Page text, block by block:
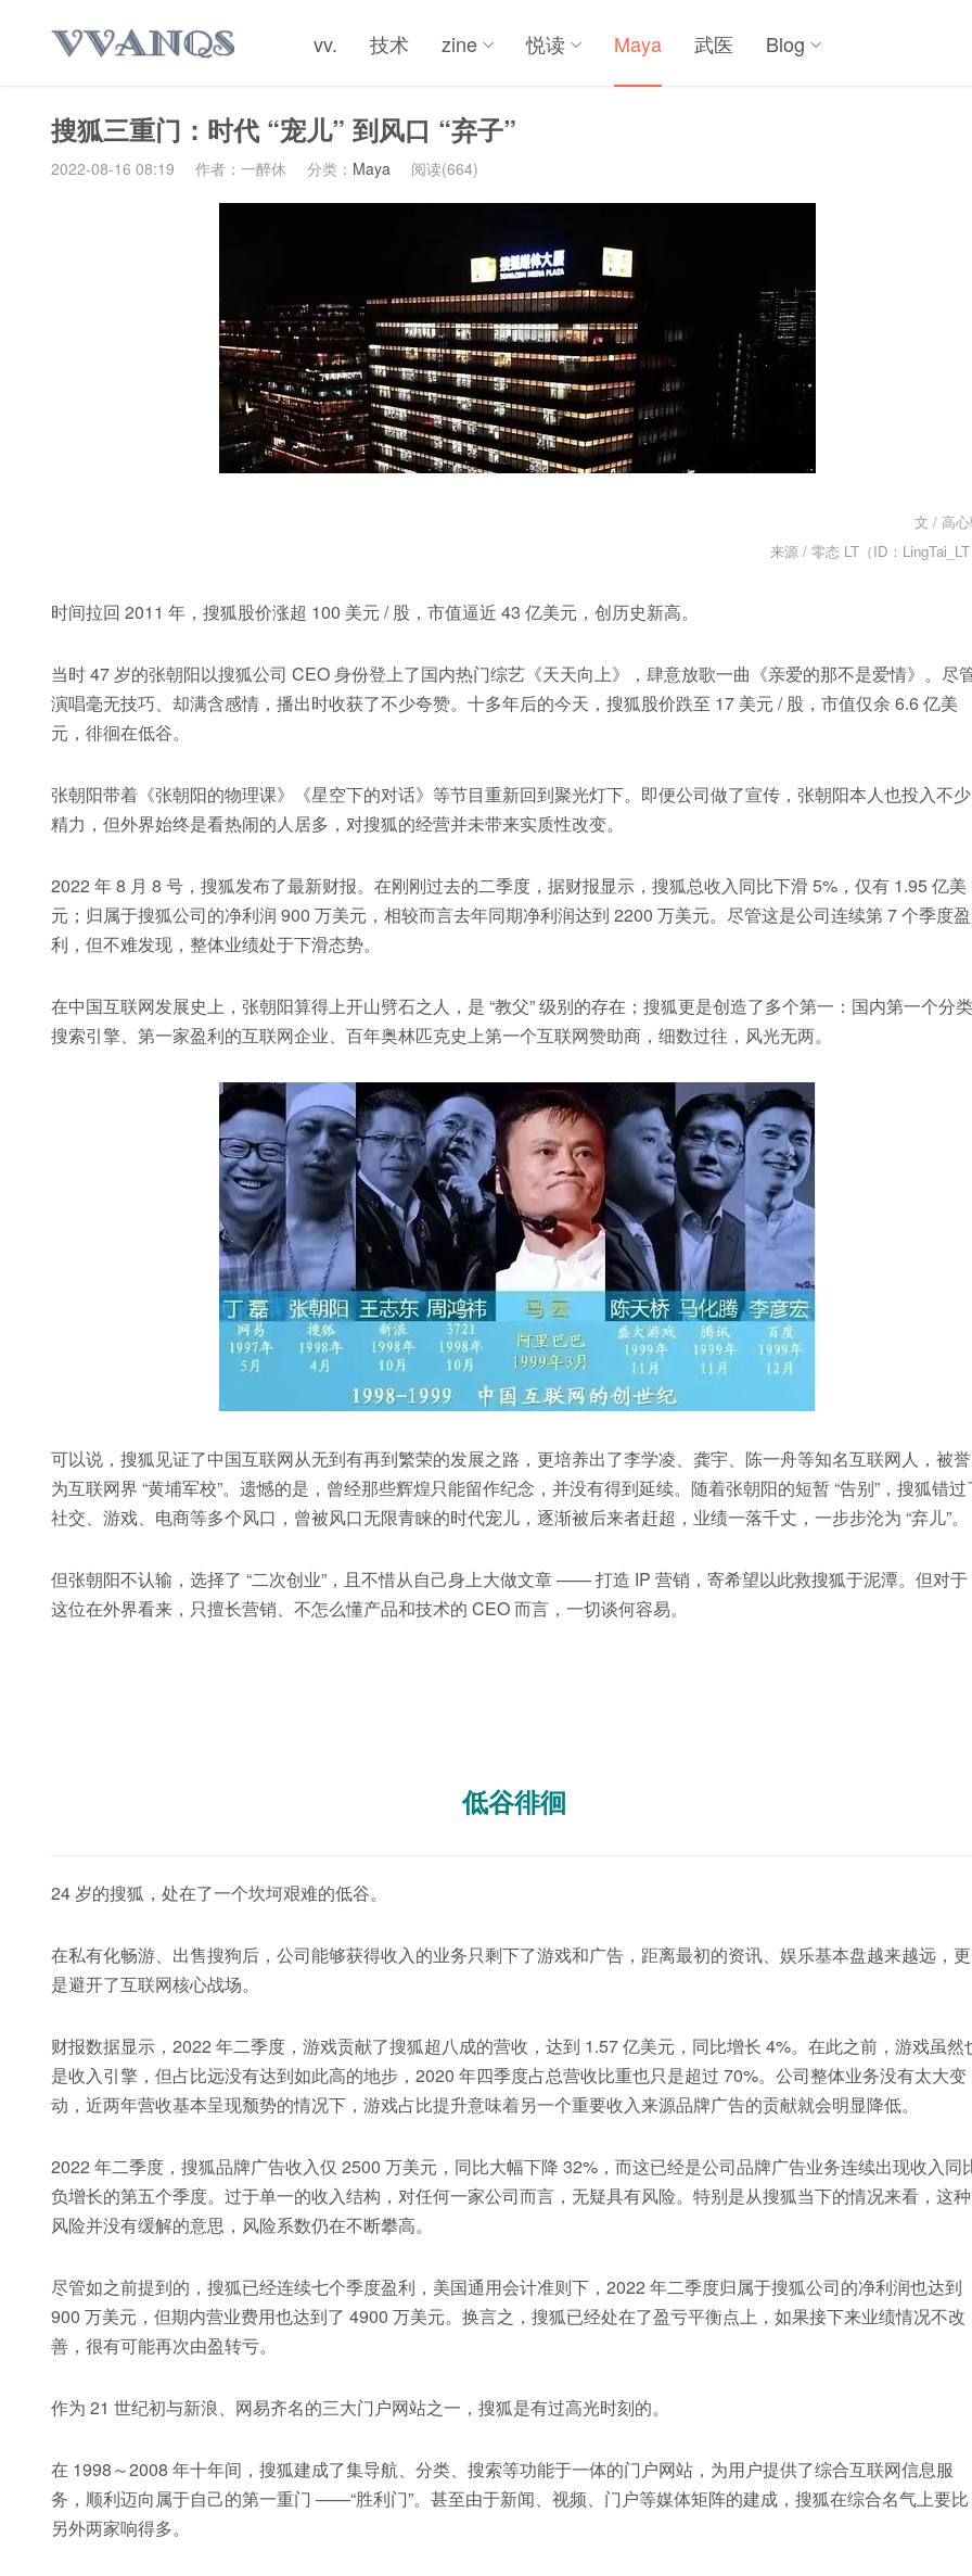
vv. 技术 zine 悦读 Maya 武医 Blog
搜狐三重门：时代 “宠儿” 到风口 “弃子”
2022-08-16 08:19 作者：一醉休 分类： Maya 阅读(664)
文 / 高
来源 / 零态 LT（ID：
时间拉回 2011 年，搜狐股价涨超 100 美元 / 股，市值逼近 43 亿美元，创历史新高。
当时 47 岁的张朝阳以搜狐公司 CEO 身份登上了国内热门综艺《天天向上》，肆意放歌一曲《亲爱的那不是爱情》。尽
演唱毫无技巧、却满含感情，播出时收获了不少夸赞。十多年后的今天，搜狐股价跌至 17 美元 / 股，市值仅余 6.6 亿美
元，徘徊在低谷。
张朝阳带着《张朝阳的物理课》《星空下的对话》等节目重新回到聚光灯下。即便公司做了宣传，张朝阳本人也投入不少
精力，但外界始终是看热闹的人居多，对搜狐的经营并未带来实质性改变。
2022 年 8 月 8 号，搜狐发布了最新财报。在刚刚过去的二季度，据财报显示，搜狐总收入同比下滑 5%，仅有 1.95 亿美
元；归属于搜狐公司的净利润 900 万美元，相较而言去年同期净利润达到 2200 万美元。尽管这是公司连续第 7 个季度盈
利，但不难发现，整体业绩处于下滑态势。
在中国互联网发展史上，张朝阳算得上开山劈石之人，是 “教父” 级别的存在；搜狐更是创造了多个第一：国内第一个分类
搜索引擎、第一家盈利的互联网企业、百年奥林匹克史上第一个互联网赞助商，细数过往，风光无两。
可以说，搜狐见证了中国互联网从无到有再到繁荣的发展之路，更培养出了李学凌、龚宇、陈一舟等知名互联网人，被誉
为互联网界 “黄埔军校”。遗憾的是，曾经那些辉煌只能留作纪念，并没有得到延续。随着张朝阳的短暂 “告别”，搜狐错过
社交、游戏、电商等多个风口，曾被风口无限青睐的时代宠儿，逐渐被后来者赶超，业绩一落千丈，一步步沦为 “弃儿”。
但张朝阳不认输，选择了 “二次创业”，且不惜从自己身上大做文章 —— 打造 IP 营销，寄希望以此救搜狐于泥潭。但对于
这位在外界看来，只擅长营销、不怎么懂产品和技术的 CEO 而言，一切谈何容易。
低谷徘徊
24 岁的搜狐，处在了一个坎坷艰难的低谷。
在私有化畅游、出售搜狗后，公司能够获得收入的业务只剩下了游戏和广告，距离最初的资讯、娱乐基本盘越来越远，更
是避开了互联网核心战场。
财报数据显示，2022 年二季度，游戏贡献了搜狐超八成的营收，达到 1.57 亿美元，同比增长 4%。在此之前，游戏虽然
是收入引擎，但占比远没有达到如此高的地步，2020 年四季度占总营收比重也只是超过 70%。公司整体业务没有太大变
动，近两年营收基本呈现颓势的情况下，游戏占比提升意味着另一个重要收入来源品牌广告的贡献就会明显降低。
2022 年二季度，搜狐品牌广告收入仅 2500 万美元，同比大幅下降 32%，而这已经是公司品牌广告业务连续出现收入同
负增长的第五个季度。过于单一的收入结构，对任何一家公司而言，无疑具有风险。特别是从搜狐当下的情况来看，这种
风险并没有缓解的意思，风险系数仍在不断攀高。
尽管如之前提到的，搜狐已经连续七个季度盈利，美国通用会计准则下，2022 年二季度归属于搜狐公司的净利润也达到
900 万美元，但期内营业费用也达到了 4900 万美元。换言之，搜狐已经处在了盈亏平衡点上，如果接下来业绩情况不改
善，很有可能再次由盈转亏。
作为 21 世纪初与新浪、网易齐名的三大门户网站之一，搜狐是有过高光时刻的。
在 1998～2008 年十年间，搜狐建成了集导航、分类、搜索等功能于一体的门户网站，为用户提供了综合互联网信息服
务，顺利迈向属于自己的第一重门 ——“胜利门”。甚至由于新闻、视频、门户等媒体矩阵的建成，搜狐在综合名气上要比
另外两家响得多。